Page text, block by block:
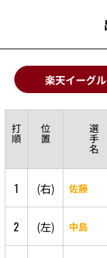
楽天イーグ
打
順
位
置
選
手
名
1 (右) 佐藤
2 (左) 中島